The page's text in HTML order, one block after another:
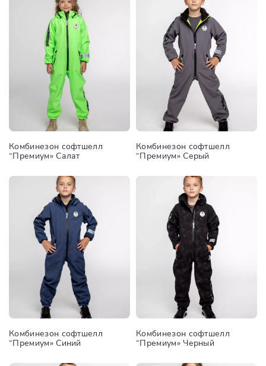
Комбинезон софтшелл
“Премиум» Салат
Комбинезон софтшелл
“Премиум» Серый
Комбинезон софтшелл
“Премиум» Синий
Комбинезон софтшелл
“Премиум» Черный